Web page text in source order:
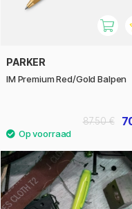
PARKER
IM Premium Red/Gold Balpen
87.50 €